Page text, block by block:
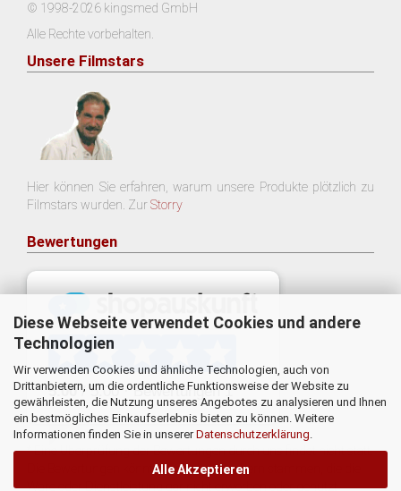
Diese Webseite verwendet Cookies und andere
Technologien
Wir verwenden Cookies und ähnliche Technologien, auch von
Drittanbietern, um die ordentliche Funktionsweise der Website zu
gewährleisten, die Nutzung unseres Angebotes zu analysieren und Ihnen
ein bestmögliches Einkaufserlebnis bieten zu können. Weitere
Informationen finden Sie in unsererDatenschutzerklärung
Alle Akzeptieren
© 1998-2026 kingsmed GmbH
Alle Rechte vorbehalten.
Unsere Filmstars
Hier können Sie erfahren, warum unsere Produkte plötzlich zu
Filmstars wurden. ZurStorry
Bewertungen
* Eine Überprüfung der Bewertungen durch uns findet nicht statt.
Die Bewertungen könnten von Verbrauchern stammen, die die
Ware oder Dienstleistung gar nicht erworben oder genutzt